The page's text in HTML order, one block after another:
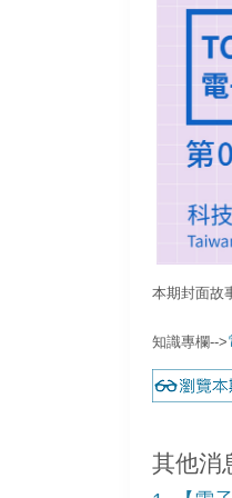
本期封面故
知識專欄-->
其他消